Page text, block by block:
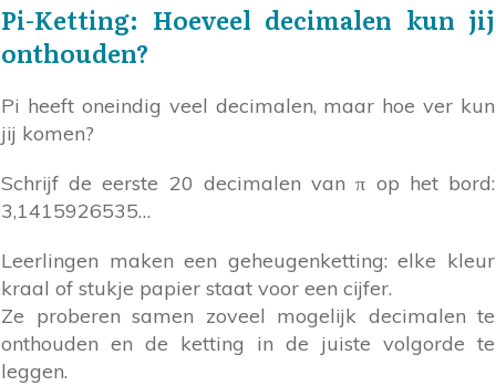
Pi-Ketting: Hoeveel decimalen kun jij
onthouden?
Pi heeft oneindig veel decimalen, maar hoe ver kun
jij komen?
Schrijf de eerste 20 decimalen van π op het bord:
3,1415926535…
Leerlingen maken een geheugenketting: elke kleur
kraal of stukje papier staat voor een cijfer.
Ze proberen samen zoveel mogelijk decimalen te
onthouden en de ketting in de juiste volgorde te
leggen.